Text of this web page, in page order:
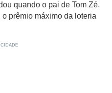
quando o pai de Tom Zé,
prêmio máximo da loteria